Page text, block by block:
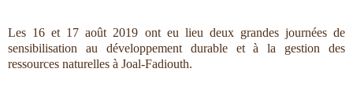
Les 16 et 17 août 2019 ont eu lieu deux grandes journées de
sensibilisation au développement durable et à la gestion des
ressources naturelles à Joal-Fadiouth.